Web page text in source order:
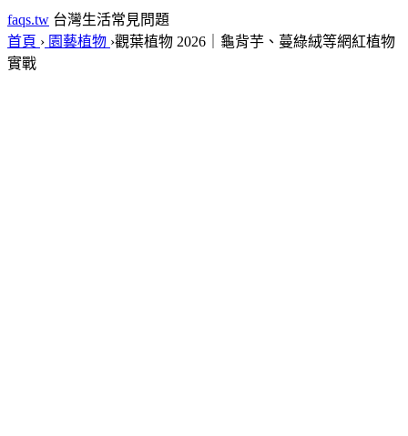
faqs.tw 台灣生活常見問題
首頁 › 園藝植物 ›觀葉植物 2026｜龜背芋、蔓綠絨等網紅植物
實戰